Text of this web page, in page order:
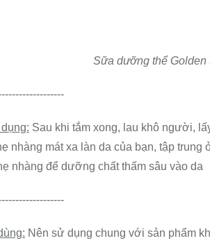
Sữa dưỡng thể Golden
Sau khi tắm xong, lau khô người,
nhàng mát xa làn da của bạn, tập
nhàng để dưỡng chất thấm sâu vào da
Nên sử dụng chung với sản phẩm